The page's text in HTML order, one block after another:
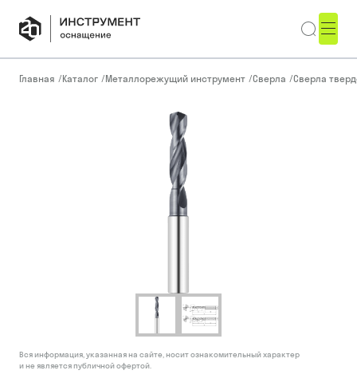
Главная /Каталог /Металлорежущий инструмент /Сверла /Сверла
Вся информация, указанная на сайте, носит ознакомительный характер
и не является публичной офертой.